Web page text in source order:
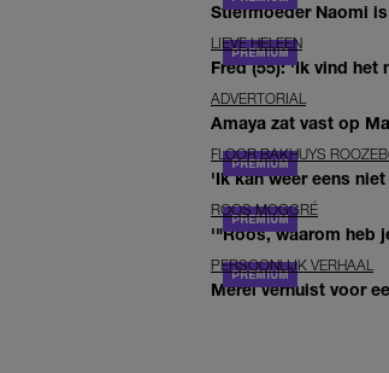
Stiefmoeder Naomi
LIEVE HELEEN
Fred (55): 'Ik vind
ADVERTORIAL
Amaya zat vast op
FLOOR BAKHUYS
'Ik kan weer eens
ROOS MOGGRÉ
'"Roos, waarom heb
PERSOONLIJK VERHAAL
Merel verhuist voor